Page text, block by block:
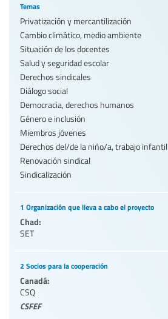
Temas
Privatización y mercantilización
Cambio climático, medio ambiente
Situación de los docentes
Salud y seguridad escolar
Derechos sindicales
Diálogo social
Democracia, derechos humanos
Género e inclusión
Miembros jóvenes
Derechos del/de la niño/a, trabajo infantil
Renovación sindical
Sindicalización
1 Organización que lleva a cabo el proyecto
Chad:
SET
2 Socios para la cooperación
Canadá:
CSQ
CSFEF